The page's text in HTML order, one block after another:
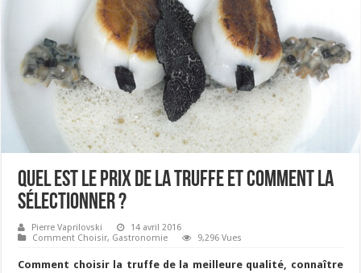
Quel est le prix de la truffe et comment la
sélectionner ?
Pierre Vaprilovski
14 avril 2016
Comment Choisir, Gastronomie 9,296 Vues
Comment choisir la truffe de la meilleure qualité, connaître